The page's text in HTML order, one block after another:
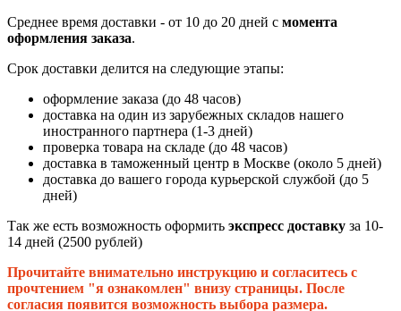
Среднее время доставки - от 10 до 20 дней с момента
оформления заказа.
Срок доставки делится на следующие этапы:
оформление заказа (до 48 часов)
доставка на один из зарубежных складов нашего
иностранного партнера (1-3 дней)
проверка товара на складе (до 48 часов)
доставка в таможенный центр в Москве (около 5 дней)
доставка до вашего города курьерской службой (до 5
дней)
Так же есть возможность оформить экспресс доставку за 10-
14 дней (2500 рублей)
Прочитайте внимательно инструкцию и согласитесь с
прочтением "я ознакомлен" внизу страницы. После
согласия появится возможность выбора размера.